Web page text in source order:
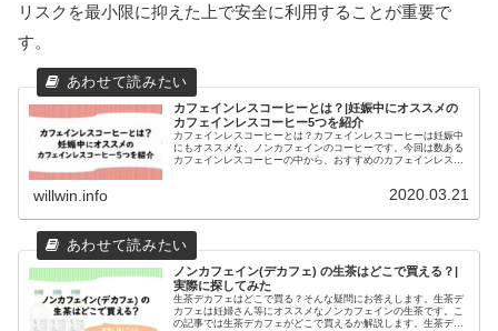
リスクを最小限に抑えた上で安全に利用することが重要で
す。
カフェインレスコーヒーとは？|妊娠中にオススメの
カフェインレスコーヒー5つを紹介
カフェインレスコーヒーとは？カフェインレスコーヒーは妊娠中
にもオススメな、ノンカフェインのコーヒーです。今回は数ある
カフェインレスコーヒーの中から、おすすめのカフェインレスコ
willwin.info 2020.03.21
ノンカフェイン(デカフェ) の生茶はどこで買える？|
実際に探してみた
生茶デカフェはどこで買る？そんな疑問にお答えします。生茶デ
カフェは妊婦さん等にオススメなノンカフェインの生茶です。こ
の記事では生茶デカフェがどこで買えるか解説します。生茶デカ